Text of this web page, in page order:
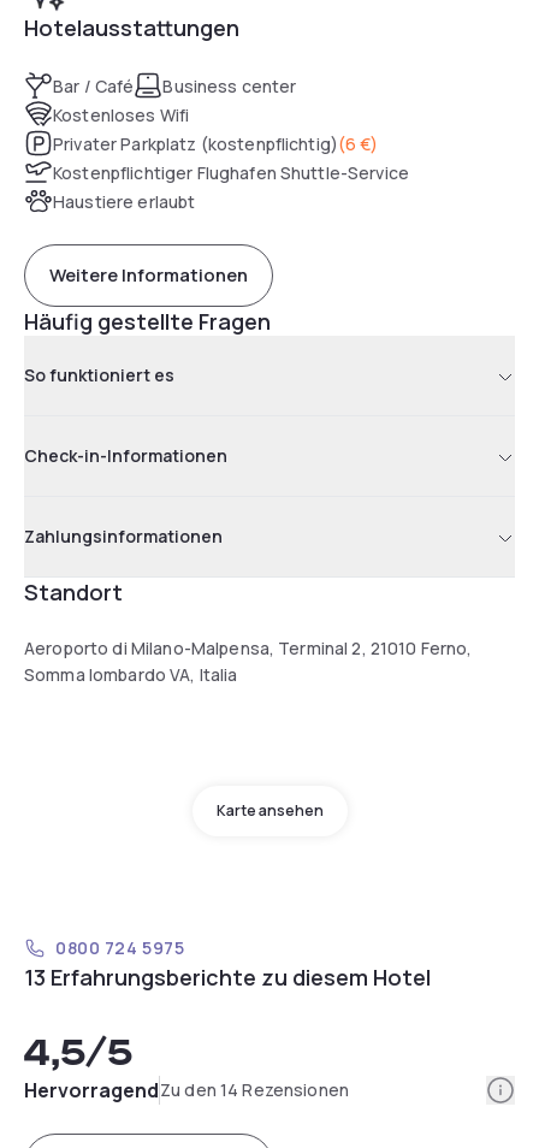
Hotelausstattungen
Bar / Café
Business center
Kostenloses Wifi
Privater Parkplatz (kostenpflichtig)(6 €)
Kostenpflichtiger Flughafen Shuttle-Service
Haustiere erlaubt
Weitere Informationen
Häufig gestellte Fragen
So funktioniert es
Check-in-Informationen
Zahlungsinformationen
Standort
Aeroporto di Milano-Malpensa, Terminal 2, 21010 Ferno,
Somma lombardo VA, Italia
Karte ansehen
0800 724 5975
13 Erfahrungsberichte zu diesem Hotel
4,5/5
HervorragendZu den 14 Rezensionen